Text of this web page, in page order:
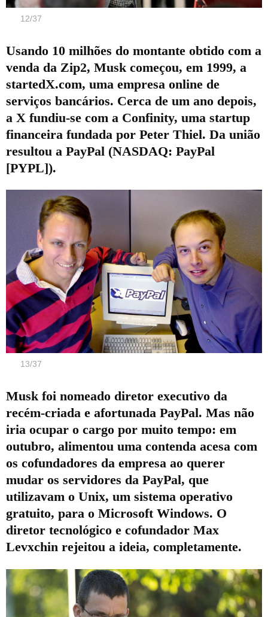
12/37
Usando 10 milhões do montante obtido com a
venda da Zip2, Musk começou, em 1999, a
startedX.com, uma empresa online de
serviços bancários. Cerca de um ano depois,
a X fundiu-se com a Confinity, uma startup
financeira fundada por Peter Thiel. Da união
resultou a PayPal (NASDAQ: PayPal
[PYPL]).
13/37
Musk foi nomeado diretor executivo da
recém-criada e afortunada PayPal. Mas não
iria ocupar o cargo por muito tempo: em
outubro, alimentou uma contenda acesa com
os cofundadores da empresa ao querer
mudar os servidores da PayPal, que
utilizavam o Unix, um sistema operativo
gratuito, para o Microsoft Windows. O
diretor tecnológico e cofundador Max
Levxchin rejeitou a ideia, completamente.